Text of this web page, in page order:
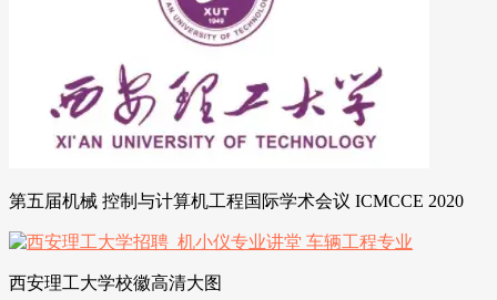
第五届机械 控制与计算机工程国际学术会议 ICMCCE 2020
西安理工大学校徽高清大图